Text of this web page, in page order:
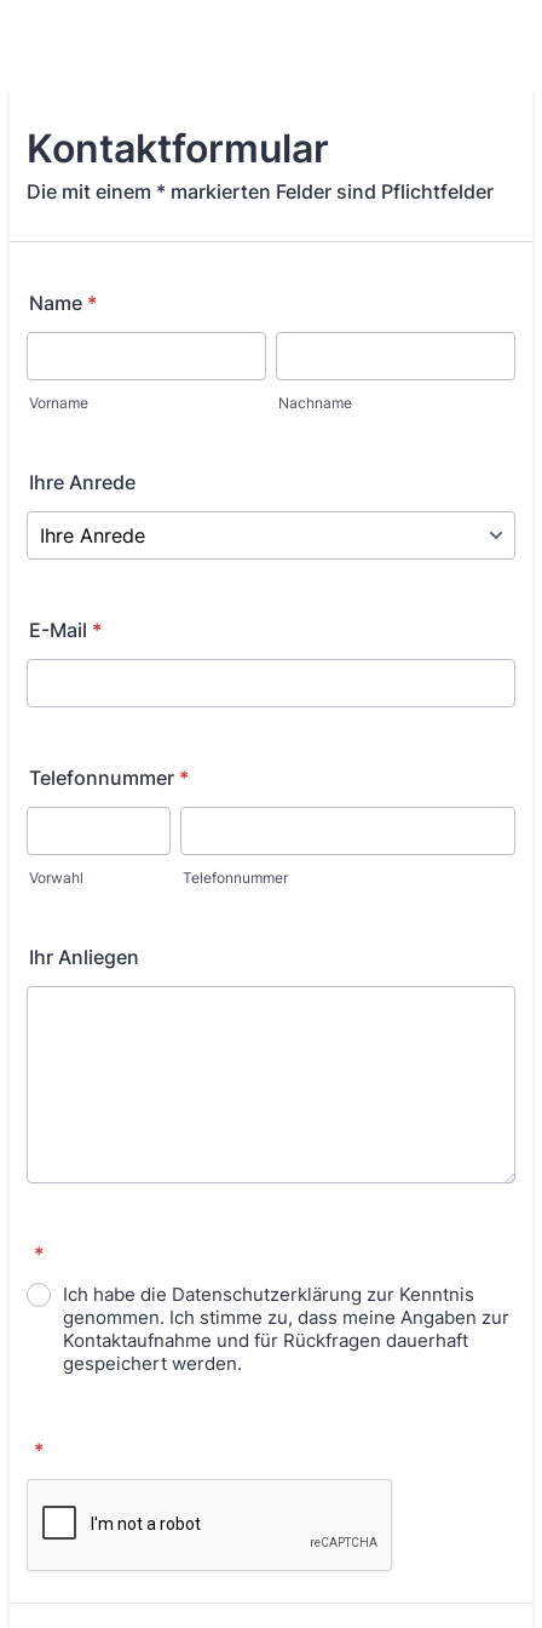
Kontaktformular
Die mit einem * markierten Felder sind Pflichtfelder
Name *
Vorname Nachname
Ihre Anrede
E-Mail *
Telefonnummer *
Vorwahl Telefonnummer
Ihr Anliegen
*
Ich habe die Datenschutzerklärung zur Kenntnis
genommen. Ich stimme zu, dass meine Angaben zur
Kontaktaufnahme und für Rückfragen dauerhaft
gespeichert werden.
*